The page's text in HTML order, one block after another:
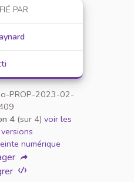
PAR
PROP-2023-02-
4(sur 4) voir les
numérique